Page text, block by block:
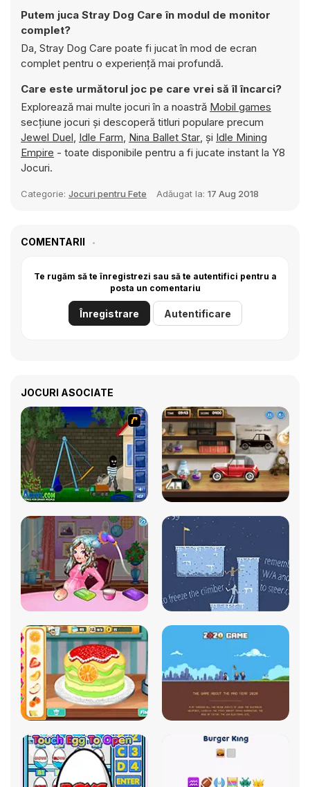
Putem juca Stray Dog Care în modul de monitor
complet?
Da, Stray Dog Care poate fi jucat în mod de ecran
complet pentru o experiență mai profundă.
Care este următorul joc pe care vrei să îl încarci?
Explorează mai multe jocuri în a noastră Mobil games
secțiune jocuri și descoperă titluri populare precum
Jewel Duel, Idle Farm, Nina Ballet Star, și Idle Mining
Empire - toate disponibile pentru a fi jucate instant la Y8
Jocuri.
Categorie: Jocuri pentru Fete Adăugat la: 17 Aug 2018
COMENTARII
Te rugăm să te înregistrezi sau să te autentifici pentru a
posta un comentariu
Înregistrare Autentificare
JOCURI ASOCIATE